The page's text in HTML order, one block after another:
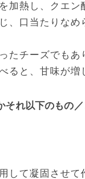
加熱し、クエ
、口当たりなめ
たチーズでも
ると、甘味が増
それ以下のもの
して凝固させ